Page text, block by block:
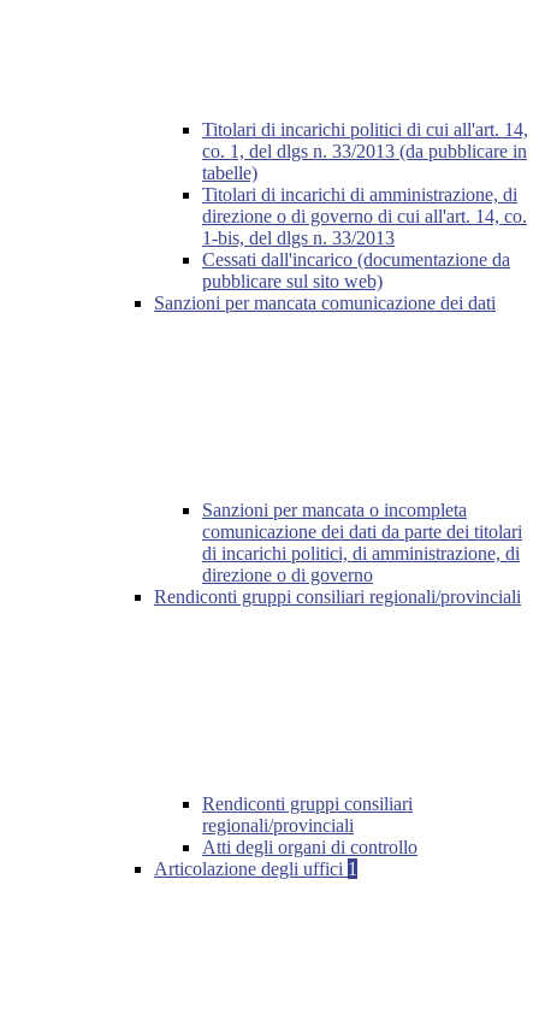
Titolari di incarichi politici di cui all'art. 14,
co. 1, del dlgs n. 33/2013 (da pubblicare in
tabelle)
Titolari di incarichi di amministrazione, di
direzione o di governo di cui all'art. 14, co.
1-bis, del dlgs n. 33/2013
Cessati dall'incarico (documentazione da
pubblicare sul sito web)
Sanzioni per mancata comunicazione dei dati
Sanzioni per mancata o incompleta
comunicazione dei dati da parte dei titolari
di incarichi politici, di amministrazione, di
direzione o di governo
Rendiconti gruppi consiliari regionali/provinciali
Rendiconti gruppi consiliari
regionali/provinciali
Atti degli organi di controllo
Articolazione degli uffici 1